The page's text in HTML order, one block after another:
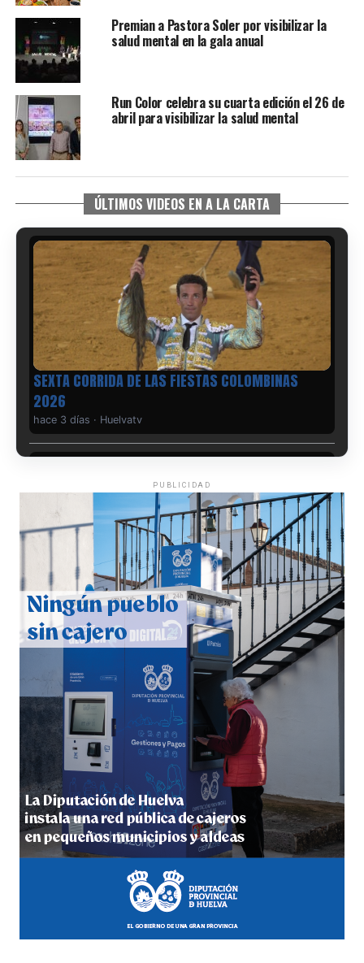
Premian a Pastora Soler por visibilizar la
salud mental en la gala anual
Run Color celebra su cuarta edición el 26 de
abril para visibilizar la salud mental
ÚLTIMOS VIDEOS EN A LA CARTA
6º DÍA DE LAS FIESTAS COLOMBINAS 2026
hace 3 días
QUINTA CORRIDA DE LAS FIESTAS COLOMBINAS
2026
hace 4 días·Huelvatv
5º DÍA DE LAS FIESTAS COLOMBINAS 2026
hace 4 días·Huelvatv
PUBLICIDAD